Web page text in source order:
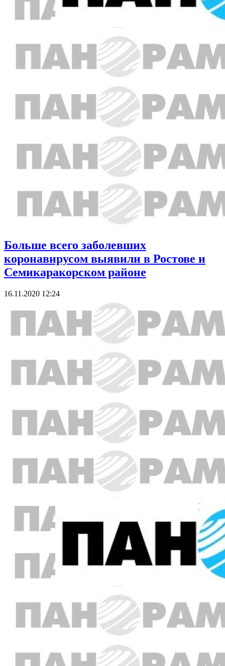
Больше всего заболевших
коронавирусом выявили в Ростове и
Семикаракорском районе
16.11.2020 12:24